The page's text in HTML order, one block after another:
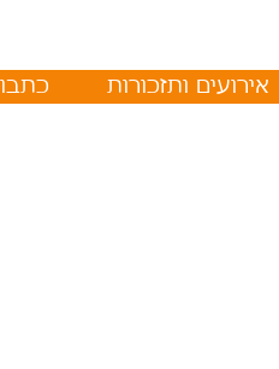
אירועים ותזכורות